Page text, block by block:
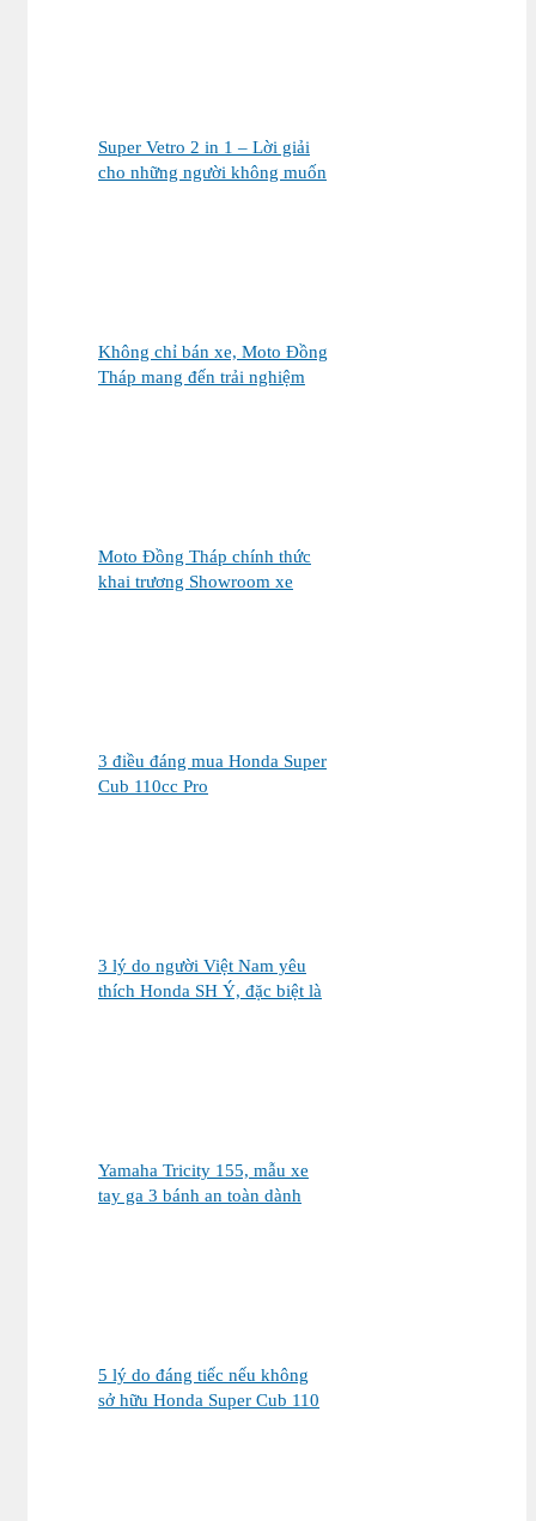
Super Vetro 2 in 1 – Lời giải
cho những người không muốn
Không chỉ bán xe, Moto Đồng
Tháp mang đến trải nghiệm
Moto Đồng Tháp chính thức
khai trương Showroom xe
3 điều đáng mua Honda Super
Cub 110cc Pro
3 lý do người Việt Nam yêu
thích Honda SH Ý, đặc biệt là
Yamaha Tricity 155, mẫu xe
tay ga 3 bánh an toàn dành
5 lý do đáng tiếc nếu không
sở hữu Honda Super Cub 110